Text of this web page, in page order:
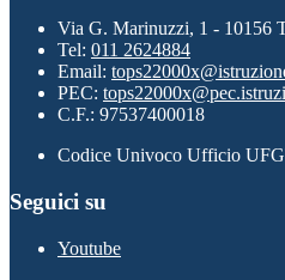
Via G. Marinuzzi, 1 - 10156
Tel: 011 2624884
Email:
PEC:
C.F.: 97537400018
Codice Univoco Ufficio
Seguici su
Youtube